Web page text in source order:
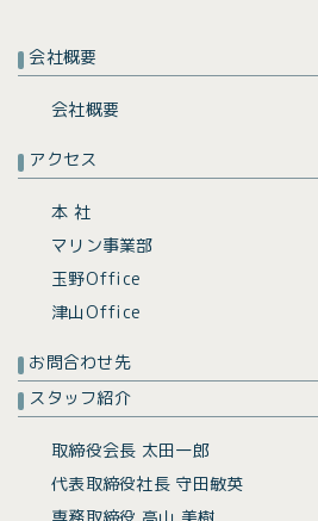
会社概要
会社概要
アクセス
本 社
マリン事業部
玉野Office
津山Office
お問合わせ先
スタッフ紹介
取締役会長 太田一郎
代表取締役社長 守田敏英